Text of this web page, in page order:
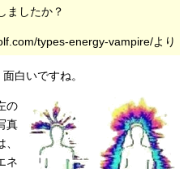
ましたか？
types-energy-vampire/より
面白いですね。
の
真
、
ネ